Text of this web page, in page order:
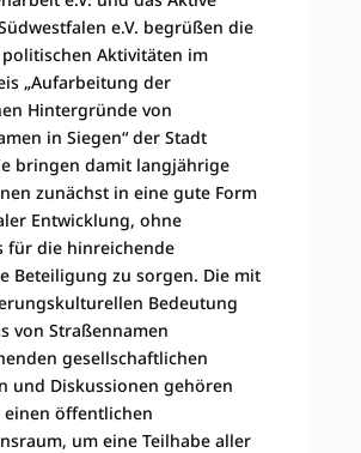
e.V. begrüßen die
Aktivitäten im
„Aufarbeitung der
Hintergründe von
in Siegen“ der Stadt
bringen damit langjährige
zunächst in eine gute Form
Entwicklung, ohne
für die hinreichende
Beteiligung zu sorgen. Die mit
Bedeutung
von Straßennamen
gesellschaftlichen
und Diskussionen gehören
öffentlichen
um eine Teilhabe aller